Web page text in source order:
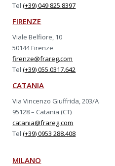
Tel(+39) 049 825.8397
FIRENZE
Viale Belfiore, 10
50144 Firenze
firenze@frareg.com
Tel(+39) 055.0317.642
CATANIA
Via Vincenzo Giuffrida, 203/A
95128 – Catania (CT)
catania@frareg.com
Tel(+39) 0953 288.408
MILANO